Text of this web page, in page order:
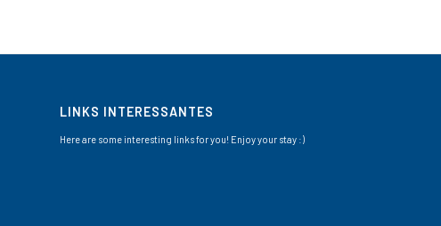
LINKS INTERESSANTES
Here are some interesting links for you! Enjoy your stay :)